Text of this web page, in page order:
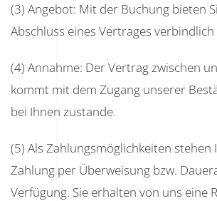
(3) Angebot: Mit der Buchung bieten
Abschluss eines Vertrages verbindlich
(4) Annahme: Der Vertrag zwischen
kommt mit dem Zugang unserer
bei Ihnen zustande.
(5) Als Zahlungsmöglichkeiten stehen
Zahlung per Überweisung bzw.
Verfügung. Sie erhalten von uns eine